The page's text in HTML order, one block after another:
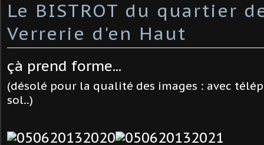
Le BISTROT du quartier
Verrerie d'en Haut
çà prend forme...
(désolé pour la qualité des images : avec
sol..)